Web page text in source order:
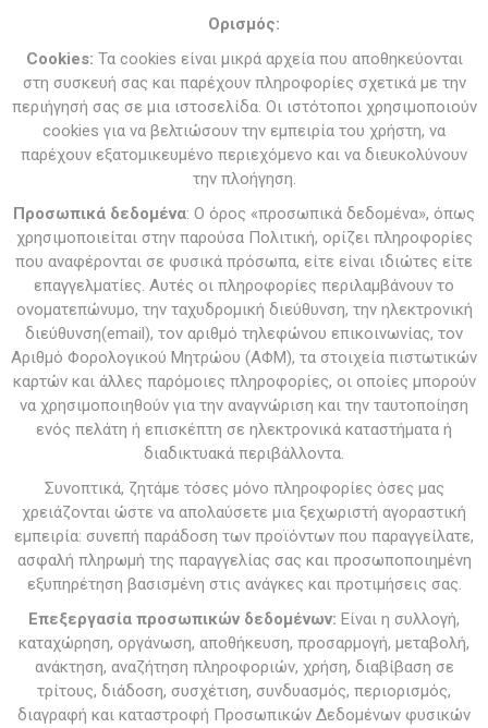
Ορισμός:
Cookies: Τα cookies είναι μικρά αρχεία που αποθηκεύονται
στη συσκευή σας και παρέχουν πληροφορίες σχετικά με την
περιήγησή σας σε μια ιστοσελίδα. Οι ιστότοποι χρησιμοποιούν
cookies για να βελτιώσουν την εμπειρία του χρήστη, να
παρέχουν εξατομικευμένο περιεχόμενο και να διευκολύνουν
την πλοήγηση.
Προσωπικά δεδομένα: Ο όρος «προσωπικά δεδομένα», όπως
χρησιμοποιείται στην παρούσα Πολιτική, ορίζει πληροφορίες
που αναφέρονται σε φυσικά πρόσωπα, είτε είναι ιδιώτες είτε
επαγγελματίες. Αυτές οι πληροφορίες περιλαμβάνουν το
ονοματεπώνυμο, την ταχυδρομική διεύθυνση, την ηλεκτρονική
διεύθυνση(email), τον αριθμό τηλεφώνου επικοινωνίας, τον
Αριθμό Φορολογικού Μητρώου (ΑΦΜ), τα στοιχεία πιστωτικών
καρτών και άλλες παρόμοιες πληροφορίες, οι οποίες μπορούν
να χρησιμοποιηθούν για την αναγνώριση και την ταυτοποίηση
ενός πελάτη ή επισκέπτη σε ηλεκτρονικά καταστήματα ή
διαδικτυακά περιβάλλοντα.
Συνοπτικά, ζητάμε τόσες μόνο πληροφορίες όσες μας
χρειάζονται ώστε να απολαύσετε μια ξεχωριστή αγοραστική
εμπειρία: συνεπή παράδοση των προϊόντων που παραγγείλατε,
ασφαλή πληρωμή της παραγγελίας σας και προσωποποιημένη
εξυπηρέτηση βασισμένη στις ανάγκες και προτιμήσεις σας.
Επεξεργασία προσωπικών δεδομένων: Είναι η συλλογή,
καταχώρηση, οργάνωση, αποθήκευση, προσαρμογή, μεταβολή,
ανάκτηση, αναζήτηση πληροφοριών, χρήση, διαβίβαση σε
τρίτους, διάδοση, συσχέτιση, συνδυασμός, περιορισμός,
διαγραφή και καταστροφή Προσωπικών Δεδομένων φυσικών